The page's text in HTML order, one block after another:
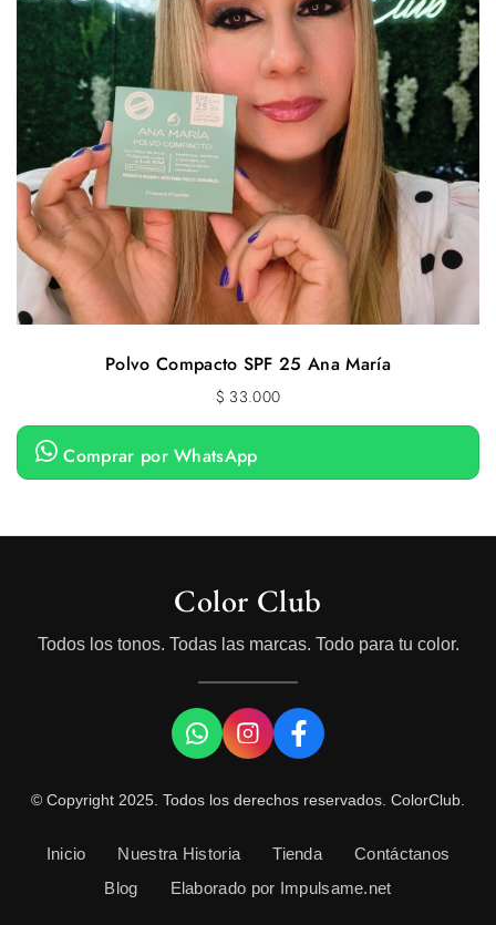
Polvo Compacto SPF 25 Ana María
$ 33.000
Comprar por WhatsApp
Color Club
Todos los tonos. Todas las marcas. Todo para tu color.
© Copyright 2025. Todos los derechos reservados. ColorClub.
Inicio Nuestra Historia Tienda
Contáctanos
Blog
Elaborado por Impulsame.net